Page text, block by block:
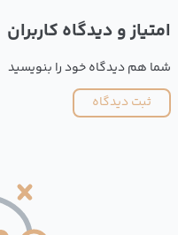
امتیاز و دیدگاه کاربران
شما هم دیدگاه خود را بنویسید
ثبت دیدگاه